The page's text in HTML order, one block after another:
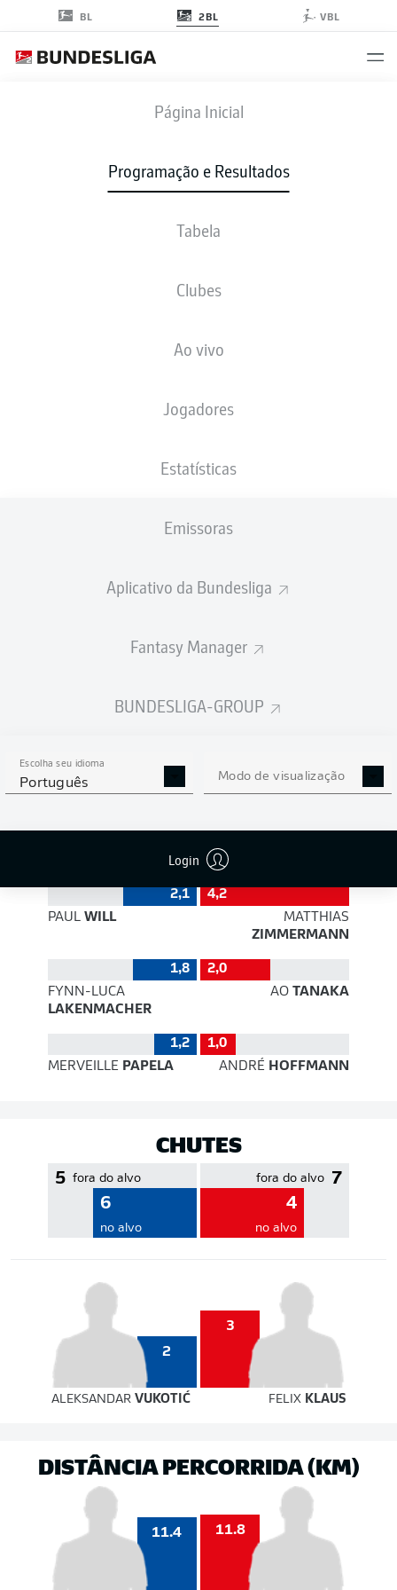
BL 2BL VBL
Página Inicial
Programação e Resultados
Tabela
Clubes
Ao vivo
Jogadores
Estatísticas
Emissoras
Aplicativo da Bundesliga
Fantasy Manager
BUNDESLIGA-GROUP
Escolha seu idioma
Português Modo de visualização
Login
SVD F95
0 2
ESCALAÇÕES
0.81
424
84 % Precisão 89 %
EFICIÊNCIA DE PASSES
2,1
4,2
PAUL WILL
MATTHIAS
ZIMMERMANN
1,8
2,0
FYNN-LUCA
LAKENMACHER
AOTANAKA
1,2
1,0
MERVEILLE PAPELA ANDRÉ HOFFMANN
CHUTES
5 fora do alvo
6
no alvo
7
fora do alvo
4
no alvo
2
3
ALEKSANDAR VUKOTIĆ FELIX KLAUS
DISTÂNCIA PERCORRIDA (KM)
11.4 11.8